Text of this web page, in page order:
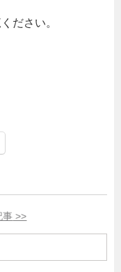
ださい。
事 >>